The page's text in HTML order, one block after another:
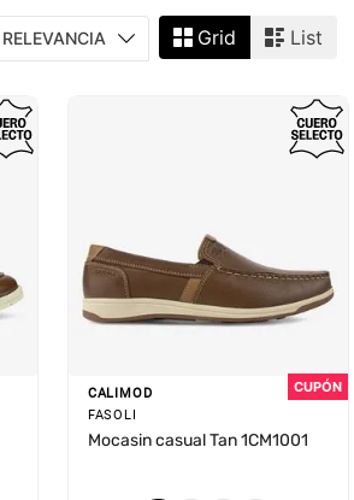
RELEVANCIA Grid List
CALIMOD
FASOLI
Mocasin casual Tan 1CM1001